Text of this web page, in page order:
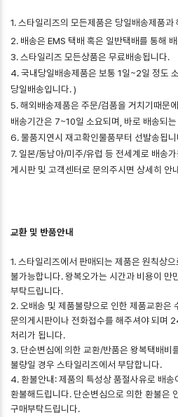
1. 스타일리즈의 모든제품은 당일배송제품
2. 배송은 EMS 택배 혹은 일반택배를 통해
3. 스타일리즈 모든상품은 무료배송됩니다.
4. 국내당일배송제품은 보통 1일~2일 정도
당일배송입니다. )
5. 해외배송제품은 주문/검품을 거치기때문
배송기간은 7~10일 소요되며, 바로 배송되
6. 물품지연시 재고확인물품부터 선발송됩
7. 일본/동남아/미주/유럽 등 전세계로 배송
게시판 및 고객센터로 문의주시면 상세히 안
교환 및 반품안내
1. 스타일리즈에서 판매되는 제품은 원칙상
불가능합니다. 왕복오가는 시간과 비용이 만
부탁드립니다.
2. 오배송 및 제품불량으로 인한 제품교환은
문의게시판이나 전화접수를 해주셔야 되며
처리가 됩니다.
3. 단순변심에 의한 교환/반품은 왕복택배비
불량일 경우 스타일리즈에서 부담합니다.
4. 환불안내: 제품의 특성상 품절사유로 배
환불해드립니다. 단순변심으로 의한 환불은
구매부탁드립니다.